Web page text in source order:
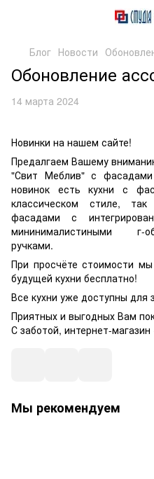
Блог Новости
Обоновление
14 марта 2024
Новинки на нашем сайте!
Предалгаем Вашему
"Свит Меблив" с
новинок есть кухни с
классическом стиле,
фасадами с
мининималистиными г-
ручками.
При просчёте стоимости
будущей кухни бесплатно!
Все кухни уже доступны для
Приятных и выгодных Вам
С заботой, интернет-магазин
Мы рекомендуем